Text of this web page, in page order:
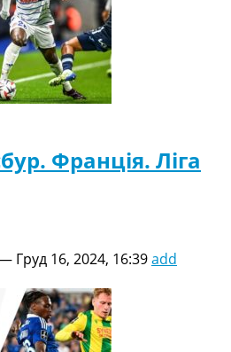
Франція. Ліга
Груд 16, 2024, 16:39add